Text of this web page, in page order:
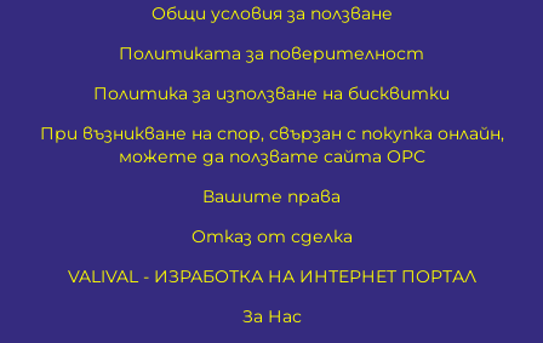
Общи условия за ползване
Политиката за поверителност
Политика за използване на бисквитки
При възникване на спор, свързан с покупка онлайн,
можете да ползвате сайта ОРС
Вашите права
Отказ от сделка
VALIVAL - ИЗРАБОТКА НА ИНТЕРНЕТ ПОРТАЛ
За Нас